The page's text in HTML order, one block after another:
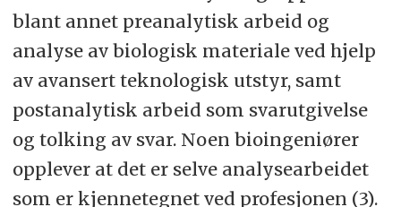
på hvilke av disse
forskningsområdene som er viktigst
sett fra bioingeniørene ved
medisinsk biokjemi sitt ståsted.
Materiale og metode.Delphi-
metoden er benyttet for å oppnå
potential research areas. The themes
that came up were linked to patient
related challenges,
organizational/psychosocial aspects,
analyzing/quality assurance and the
future of biomedical laboratory
science. In this part of the study (part
blant annet preanalytisk arbeid og
analyse av biologisk materiale ved hjelp
av avansert teknologisk utstyr, samt
postanalytisk arbeid som svarutgivelse
og tolking av svar. Noen bioingeniører
opplever at det er selve analysearbeidet
som er kjennetegnet ved profesjonen (3).